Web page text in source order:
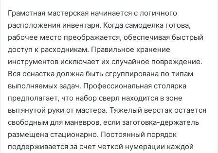
Грамотная мастерская начинается с логичного
расположения инвентаря. Когда самоделка готова,
рабочее место преображается, обеспечивая быстрый
доступ к расходникам. Правильное хранение
инструментов исключает их случайное повреждение.
Вся оснастка должна быть сгруппирована по типам
выполняемых задач. Профессиональная столярка
предполагает, что набор сверл находится в зоне
вытянутой руки от мастера. Тяжелый верстак остается
свободным для маневров, если заготовка-держатель
размещена стационарно. Постоянный порядок
поддерживается за счет четкой нумерации каждой